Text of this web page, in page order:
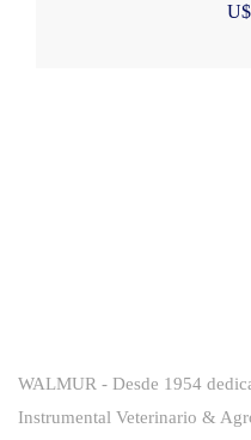
WALMUR - Desde 1954
Instrumental Veterinario &